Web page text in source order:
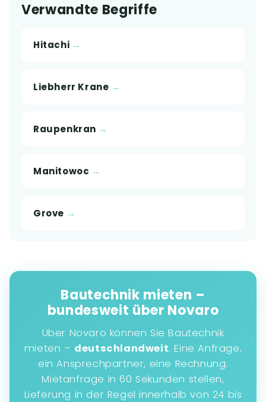
Verwandte Begriffe
Hitachi
Liebherr Krane
Raupenkran
Manitowoc
Grove
Bautechnik mieten –
bundesweit über Novaro
Über Novaro können Sie Bautechnik
mieten – deutschlandweit. Eine Anfrage,
ein Ansprechpartner, eine Rechnung.
Mietanfrage in 60 Sekunden stellen,
Lieferung in der Regel innerhalb von 24 bis